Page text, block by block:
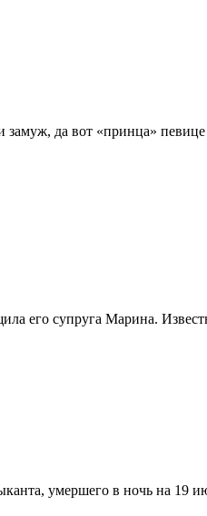
да вот «принца» певице
его супруга Марина.
умершего в ночь на 19